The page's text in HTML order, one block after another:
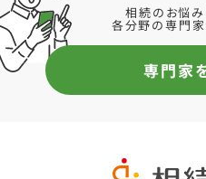
相続のお悩み
各分野の専門
専門家